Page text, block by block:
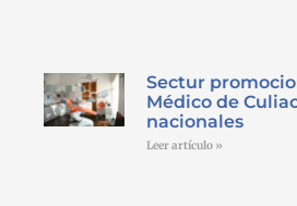
Sectur
Médico de
nacionales
Leer artículo »